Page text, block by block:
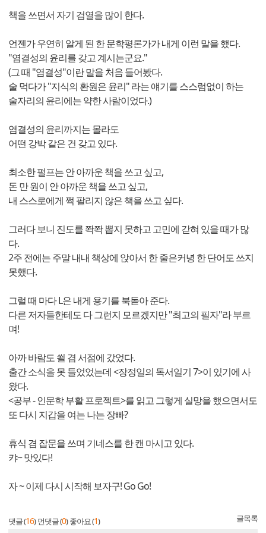
책을 쓰면서 자기 검열을 많이 한다.
언젠가 우연히 알게 된 한 문학평론가가 내게 이런 말을 했다.
"염결성의 윤리를 갖고 계시는군요."
(그 때 "염결성"이란 말을 처음 들어봤다.
술 먹다가 "지식의 환원은 윤리" 라는 얘기를 스스럼없이 하는
술자리의 윤리에는 약한 사람이었다.)
염결성의 윤리까지는 몰라도
어떤 강박 같은 건 갖고 있다.
최소한 펄프는 안 아까운 책을 쓰고 싶고,
돈 만 원이 안 아까운 책을 쓰고 싶고,
내 스스로에게 쩍 팔리지 않은 책을 쓰고 싶다.
그러다 보니 진도를 쫙쫙 뽑지 못하고 고민에 갇혀 있을 때가 많
다.
2주 전에는 주말 내내 책상에 앉아서 한 줄은커녕 한 단어도 쓰지
못했다.
그럴 때 마다 L은 내게 용기를 북돋아 준다.
다른 저자들한테도 다 그런지 모르겠지만 "최고의 필자"라 부르
며!
아까 바람도 쐴 겸 서점에 갔었다.
출간 소식을 못 들었었는데 <장정일의 독서일기 7>이 있기에 사
왔다.
<공부 - 인문학 부활 프로젝트>를 읽고 그렇게 실망을 했으면서도
또 다시 지갑을 여는 나는 장빠?
휴식 겸 잡문을 쓰며 기네스를 한 캔 마시고 있다.
캬~ 맛있다!
자 ~ 이제 다시 시작해 보자구! Go Go!
댓글 (16) 먼댓글 (0) 좋아요 (1) 글목록